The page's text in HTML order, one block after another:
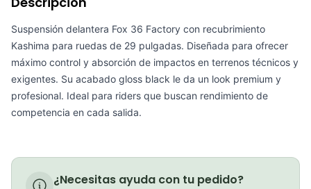
COP 133,900.00
kit Retenedor Fox 38mm De Baja Friccion Ciclismo Mtb
COP 168,500.00
PATIN LINEA GW BELLONI PLUS 075109
Suspensión delantera Fox 36 Factory con recubrimiento
Kashima para ruedas de 29 pulgadas. Diseñada para ofrecer
máximo control y absorción de impactos en terrenos técnicos y
exigentes. Su acabado gloss black le da un look premium y
profesional. Ideal para riders que buscan rendimiento de
competencia en cada salida.
¿Necesitas ayuda con tu pedido?